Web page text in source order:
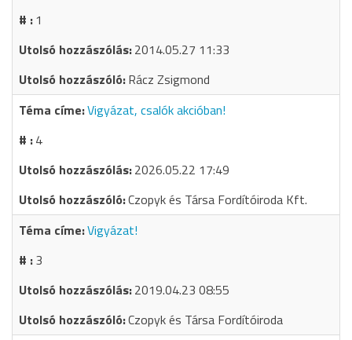
1
2014.05.27 11:33
Rácz Zsigmond
Vigyázat, csalók akcióban!
4
2026.05.22 17:49
Czopyk és Társa Fordítóiroda Kft.
Vigyázat!
3
2019.04.23 08:55
Czopyk és Társa Fordítóiroda